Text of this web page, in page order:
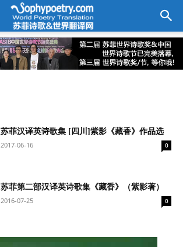
苏菲汉译英诗歌集 [四川]紫影《藏香》作品选
2017-06-16
0
苏菲第二部汉译英诗歌集《藏香》（紫影著）
2016-07-25
0